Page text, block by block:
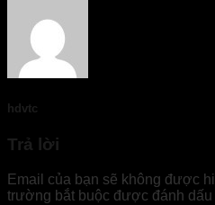
hdvtc
Trả lời
Email của bạn sẽ không được
trường bắt buộc được đánh dấu